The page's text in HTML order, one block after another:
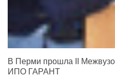
В Перми прошла II
ИПО ГАРАНТ